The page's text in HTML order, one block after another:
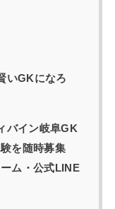
いGKになろ
バイン岐阜GK
を随時募集
ム・公式LINE